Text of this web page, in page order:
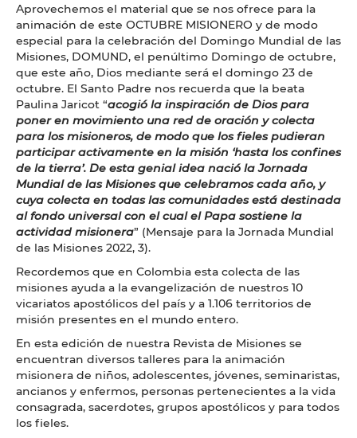
Aprovechemos el material que se nos ofrece para la
animación de este OCTUBRE MISIONERO y de modo
especial para la celebración del Domingo Mundial de las
Misiones, DOMUND, el penúltimo Domingo de octubre,
que este año, Dios mediante será el domingo 23 de
octubre. El Santo Padre nos recuerda que la beata
Paulina Jaricot “acogió la inspiración de Dios para
poner en movimiento una red de oración y colecta
para los misioneros, de modo que los fieles pudieran
participar activamente en la misión ‘hasta los confines
de la tierra’. De esta genial idea nació la Jornada
Mundial de las Misiones que celebramos cada año, y
cuya colecta en todas las comunidades está destinada
al fondo universal con el cual el Papa sostiene la
actividad misionera” (Mensaje para la Jornada Mundial
de las Misiones 2022, 3).
Recordemos que en Colombia esta colecta de las
misiones ayuda a la evangelización de nuestros 10
vicariatos apostólicos del país y a 1.106 territorios de
misión presentes en el mundo entero.
En esta edición de nuestra Revista de Misiones se
encuentran diversos talleres para la animación
misionera de niños, adolescentes, jóvenes, seminaristas,
ancianos y enfermos, personas pertenecientes a la vida
consagrada, sacerdotes, grupos apostólicos y para todos
los fieles.